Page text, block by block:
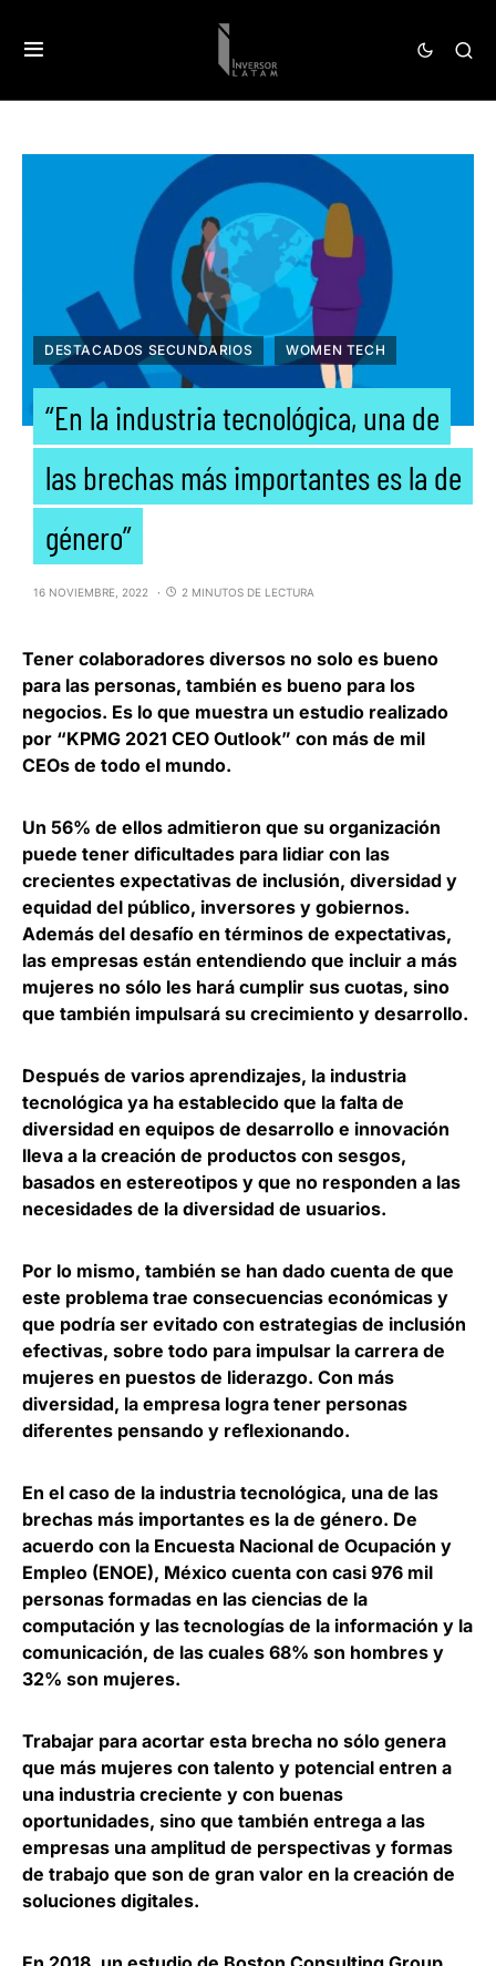
DESTACADOS SECUNDARIOS WOMEN TECH
“En la industria tecnológica, una de
las brechas más importantes es la de
género”
16 NOVIEMBRE, 2022 2 MINUTOS DE LECTURA
Tener colaboradores diversos no solo es bueno
para las personas, también es bueno para los
negocios. Es lo que muestra un estudio realizado
por “KPMG 2021 CEO Outlook” con más de mil
CEOs de todo el mundo.
Un 56% de ellos admitieron que su organización
puede tener dificultades para lidiar con las
crecientes expectativas de inclusión, diversidad y
equidad del público, inversores y gobiernos.
Además del desafío en términos de expectativas,
las empresas están entendiendo que incluir a más
mujeres no sólo les hará cumplir sus cuotas, sino
que también impulsará su crecimiento y desarrollo.
Después de varios aprendizajes, la industria
tecnológica ya ha establecido que la falta de
diversidad en equipos de desarrollo e innovación
lleva a la creación de productos con sesgos,
basados en estereotipos y que no responden a las
necesidades de la diversidad de usuarios.
Por lo mismo, también se han dado cuenta de que
este problema trae consecuencias económicas y
que podría ser evitado con estrategias de inclusión
efectivas, sobre todo para impulsar la carrera de
mujeres en puestos de liderazgo. Con más
diversidad, la empresa logra tener personas
diferentes pensando y reflexionando.
En el caso de la industria tecnológica, una de las
brechas más importantes es la de género. De
acuerdo con la Encuesta Nacional de Ocupación y
Empleo (ENOE), México cuenta con casi 976 mil
personas formadas en las ciencias de la
computación y las tecnologías de la información y la
comunicación, de las cuales 68% son hombres y
32% son mujeres.
Trabajar para acortar esta brecha no sólo genera
que más mujeres con talento y potencial entren a
una industria creciente y con buenas
oportunidades, sino que también entrega a las
empresas una amplitud de perspectivas y formas
de trabajo que son de gran valor en la creación de
soluciones digitales.